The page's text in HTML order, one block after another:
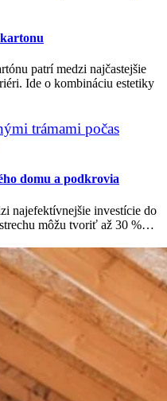
patrí medzi najčastejšie
Ide o kombináciu estetiky
domu a podkrovia
najefektívnejšie investície do
môžu tvoriť až 30 %…